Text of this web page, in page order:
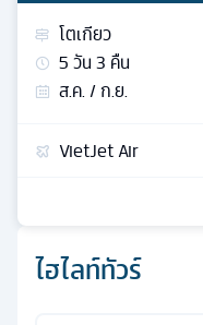
ไฮไลท์ทัวร์
โตเกียว
5วัน3 คืน
ส.ค. / ก.ย.
VietJet Air